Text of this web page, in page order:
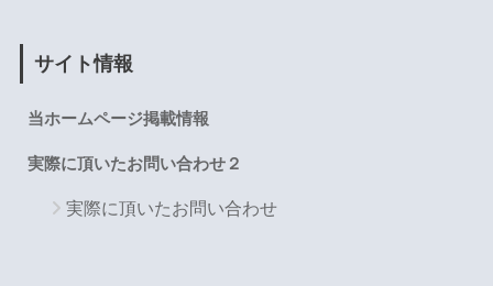
サイト情報
当ホームページ掲載情報
実際に頂いたお問い合わせ２
実際に頂いたお問い合わせ